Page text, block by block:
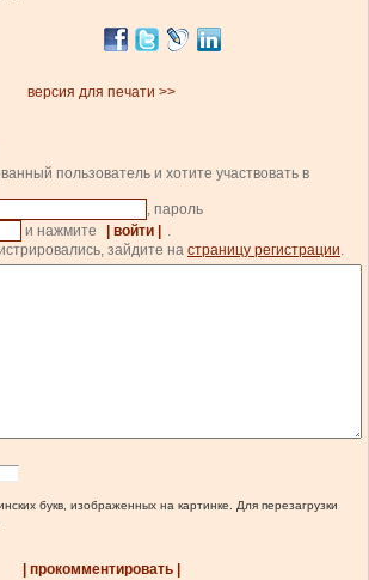
версия для печати >>
пользователь и хотите участвовать в
, пароль
и нажмите
| войти |
.
зайдите на страницу регистрации.
букв, изображенных на картинке. Для перезагрузки
| прокомментировать |